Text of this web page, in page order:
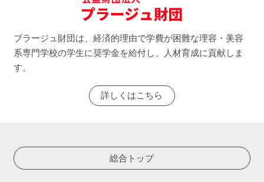
プラージュ財団は、経済的理由で学費が困難な理容・美容
系専門学校の学生に奨学金を給付し、人材育成に貢献しま
す。
詳しくはこちら
総合トップ